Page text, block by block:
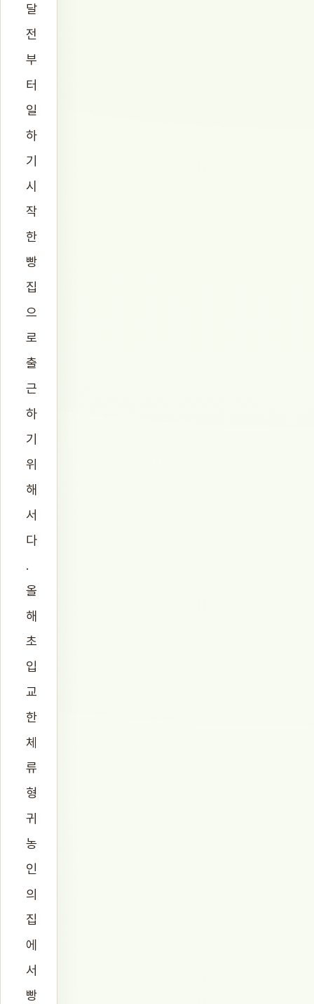
달
전
부
터
일
하
기
시
작
한
빵
집
으
로
출
근
하
기
위
해
서
다
.
올
해
초
입
교
한
체
류
형
귀
농
인
의
집
에
서
빵